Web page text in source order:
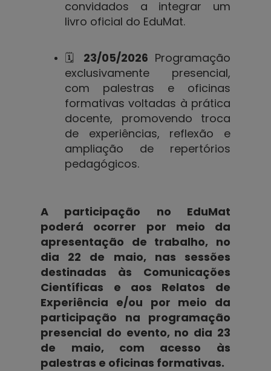
convidados a integrar um
livro oficial do EduMat.
🗓️ 23/05/2026 Programação
exclusivamente presencial,
com palestras e oficinas
formativas voltadas à prática
docente, promovendo troca
de experiências, reflexão e
ampliação de repertórios
pedagógicos.
A participação no EduMat
poderá ocorrer por meio da
apresentação de trabalho, no
dia 22 de maio, nas sessões
destinadas às Comunicações
Científicas e aos Relatos de
Experiência e/ou por meio da
participação na programação
presencial do evento, no dia 23
de maio, com acesso às
palestras e oficinas formativas.